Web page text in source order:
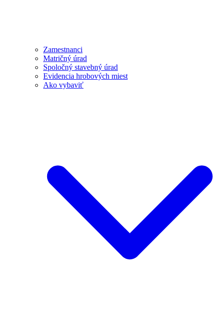
Zamestnanci
Matričný úrad
Spoločný stavebný úrad
Evidencia hrobových miest
Ako vybaviť